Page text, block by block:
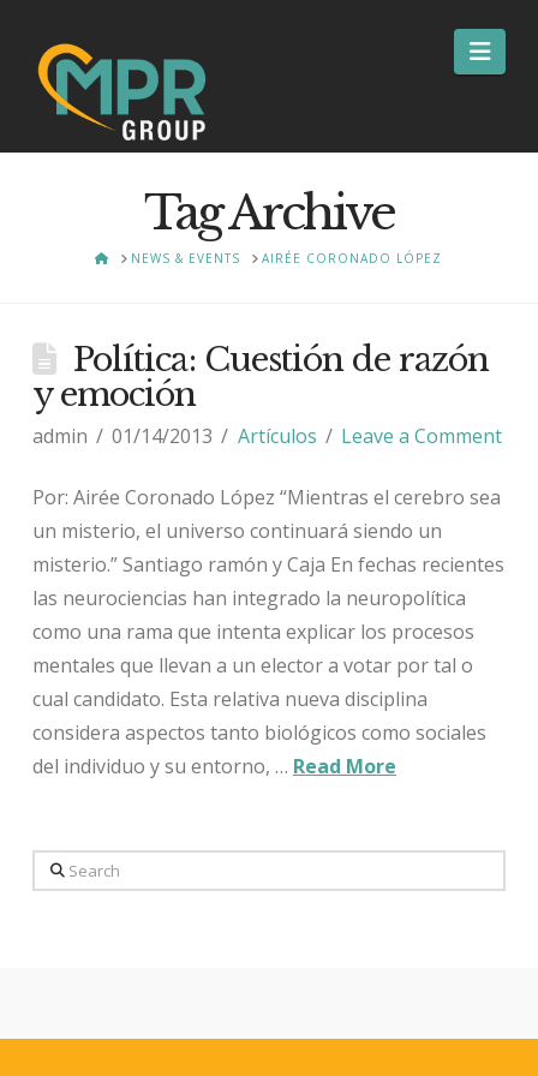
Tag Archive
HOMENEWS & EVENTS AIRÉE CORONADO LÓPEZ
Política: Cuestión de razón
y emoción
admin 01/14/2013 Artículos Leave a Comment
Por: Airée Coronado López “Mientras el cerebro sea
un misterio, el universo continuará siendo un
misterio.” Santiago ramón y Caja En fechas recientes
las neurociencias han integrado la neuropolítica
como una rama que intenta explicar los procesos
mentales que llevan a un elector a votar por tal o
cual candidato. Esta relativa nueva disciplina
considera aspectos tanto biológicos como sociales
del individuo y su entorno, … Read More
Search